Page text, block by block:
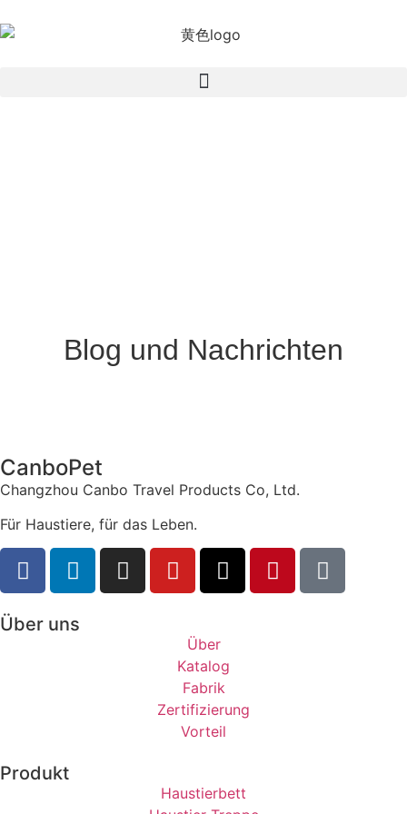
Blog und Nachrichten
CanboPet
Changzhou Canbo Travel Products Co, Ltd.
Für Haustiere, für das Leben.
Über uns
Über
Katalog
Fabrik
Zertifizierung
Vorteil
Produkt
Haustierbett